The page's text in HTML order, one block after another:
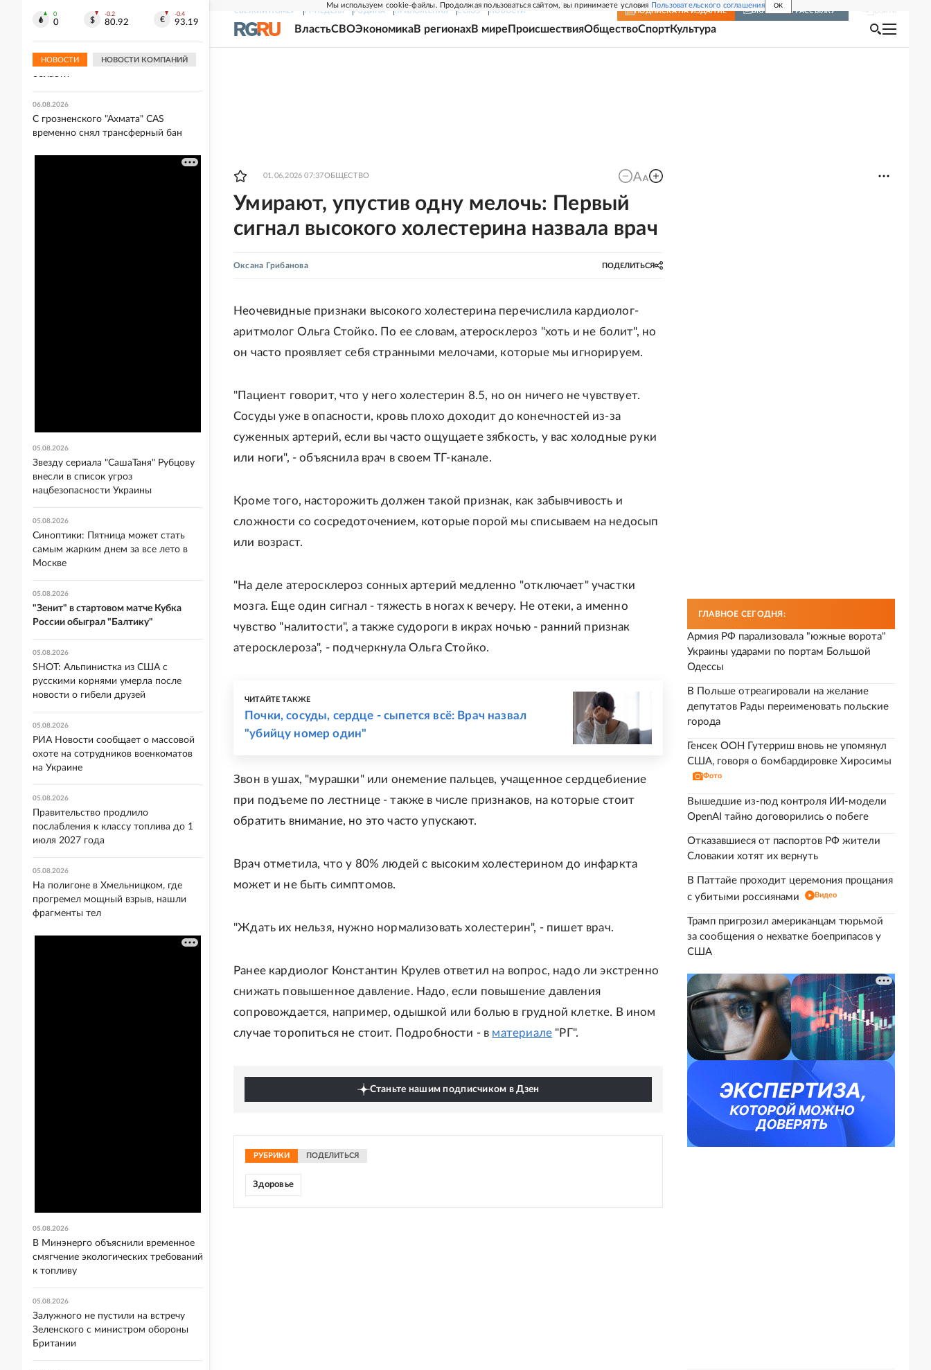
Мы используем cookie-файлы. Продолжая пользоваться сайтом, вы принимаете условия Пользовательского соглашения OK
СВЕЖИЙ НОМЕР РГ-НЕДЕЛЯ РОДИНА ПРИЛОЖЕНИЯ СОЮЗ НОВОСТИ ПОДПИСКА НА ИЗДАНИЕ ВКЛЮЧИТЬ РАССЫЛКУ
ВластьСВОЭкономикаВ регионахВ мире ПроисшествияОбществоСпортКультура
01.06.2026 07:37ОБЩЕСТВО
Умирают, упустив одну мелочь: Первый
сигнал высокого холестерина назвала врач
Оксана Грибанова ПОДЕЛИТЬСЯ
Неочевидные признаки высокого холестерина перечислила кардиолог-
аритмолог Ольга Стойко. По ее словам, атеросклероз "хоть и не болит", но
он часто проявляет себя странными мелочами, которые мы игнорируем.
"Пациент говорит, что у него холестерин 8.5, но он ничего не чувствует.
Сосуды уже в опасности, кровь плохо доходит до конечностей из-за
суженных артерий, если вы часто ощущаете зябкость, у вас холодные руки
или ноги", - объяснила врач в своем ТГ-канале.
Кроме того, насторожить должен такой признак, как забывчивость и
сложности со сосредоточением, которые порой мы списываем на недосып
или возраст.
"На деле атеросклероз сонных артерий медленно "отключает" участки
мозга. Еще один сигнал - тяжесть в ногах к вечеру. Не отеки, а именно
чувство "налитости", а также судороги в икрах ночью - ранний признак
атеросклероза", - подчеркнула Ольга Стойко.
ЧИТАЙТЕ ТАКЖЕ
Почки, сосуды, сердце - сыпется всё: Врач назвал
"убийцу номер один"
Звон в ушах, "мурашки" или онемение пальцев, учащенное сердцебиение
при подъеме по лестнице - также в числе признаков, на которые стоит
обратить внимание, но это часто упускают.
Врач отметила, что у 80% людей с высоким холестерином до инфаркта
может и не быть симптомов.
"Ждать их нельзя, нужно нормализовать холестерин", - пишет врач.
Ранее кардиолог Константин Крулев ответил на вопрос, надо ли экстренно
снижать повышенное давление. Надо, если повышение давления
сопровождается, например, одышкой или болью в грудной клетке. В ином
случае торопиться не стоит. Подробности - в материале "РГ".
Станьте нашим подписчиком в Дзен
РУБРИКИ ПОДЕЛИТЬСЯ
Здоровье
ГЛАВНОЕ СЕГОДНЯ:
Армия РФ парализовала "южные ворота"
Украины ударами по портам Большой
Одессы
В Польше отреагировали на желание
депутатов Рады переименовать польские
города
Генсек ООН Гутерриш вновь не упомянул
США, говоря о бомбардировке Хиросимы
Фото
Вышедшие из-под контроля ИИ-модели
OpenAI тайно договорились о побеге
Отказавшиеся от паспортов РФ жители
Словакии хотят их вернуть
В Паттайе проходит церемония прощания
с убитыми россиянами
Видео
Трамп пригрозил американцам тюрьмой
за сообщения о нехватке боеприпасов у
США
0
0
-0.2
80.92
-0.4
93.19
НОВОСТИ НОВОСТИ КОМПАНИЙ
БПЛА на частный дом в Курской
области
06.08.2026
С грозненского "Ахмата" CAS
временно снял трансферный бан
05.08.2026
Звезду сериала "СашаТаня" Рубцову
внесли в список угроз
нацбезопасности Украины
05.08.2026
Синоптики: Пятница может стать
самым жарким днем за все лето в
Москве
05.08.2026
"Зенит" в стартовом матче Кубка
России обыграл "Балтику"
05.08.2026
SHOT: Альпинистка из США с
русскими корнями умерла после
новости о гибели друзей
05.08.2026
РИА Новости сообщает о массовой
охоте на сотрудников военкоматов
на Украине
05.08.2026
Правительство продлило
послабления к классу топлива до 1
июля 2027 года
05.08.2026
На полигоне в Хмельницком, где
прогремел мощный взрыв, нашли
фрагменты тел
05.08.2026
В Минэнерго объяснили временное
смягчение экологических требований
к топливу
05.08.2026
Залужного не пустили на встречу
Зеленского с министром обороны
Британии